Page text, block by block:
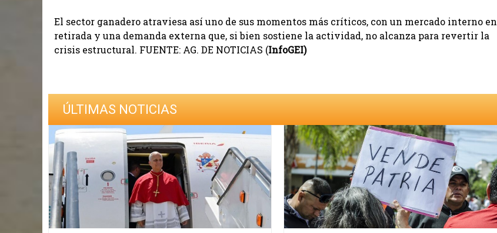
El sector ganadero atraviesa así uno de sus momentos más críticos, con un mercado interno en
retirada y una demanda externa que, si bien sostiene la actividad, no alcanza para revertir la
crisis estructural. FUENTE: AG. DE NOTICIAS (InfoGEI)
ÚLTIMAS NOTICIAS